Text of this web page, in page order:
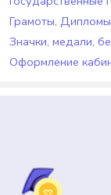
Оформление
Грамоты,
Значки, медали,
Оформление